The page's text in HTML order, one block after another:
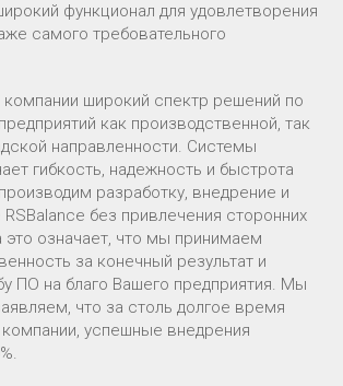
функционал для удовлетворения
самого требовательного
компании широкий спектр решений по
как производственной, так
направленности. Системы
гибкость, надежность и быстрота
разработку, внедрение и
без привлечения сторонних
это означает, что мы принимаем
за конечный результат и
ПО на благо Вашего предприятия. Мы
что за столь долгое время
успешные внедрения